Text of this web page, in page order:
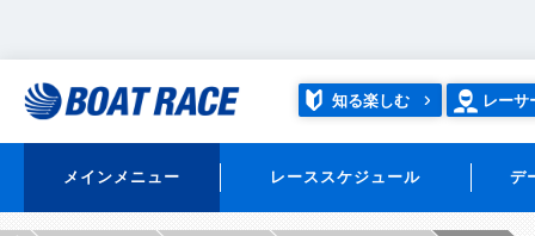
知る楽しむ レーサ
メインメニュー レーススケジュール デ